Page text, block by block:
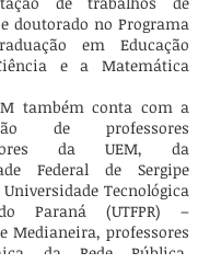
doutorado no Programa
em Educação
e a Matemática
também conta com a
de professores
da UEM, da
Federal de Sergipe
Universidade Tecnológica
Paraná (UTFPR) –
Medianeira, professores
da Rede Pública,